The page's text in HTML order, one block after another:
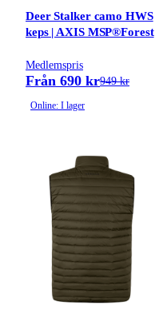
Deer Stalker camo HWS
keps | AXIS MSP®Forest
Medlemspris
Från 690 kr949 kr
Online: I lager